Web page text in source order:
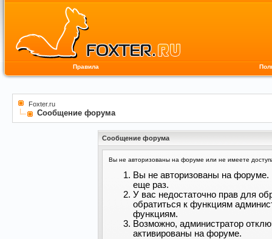
Правила
Foxter.ru
Сообщение форума
Сообщение форума
Вы не авторизованы на форуме или не имеете
Вы не авторизованы на форуме.
еще раз.
У вас недостаточно прав для
обратиться к функциям
функциям.
Возможно, администратор
активированы на форуме.